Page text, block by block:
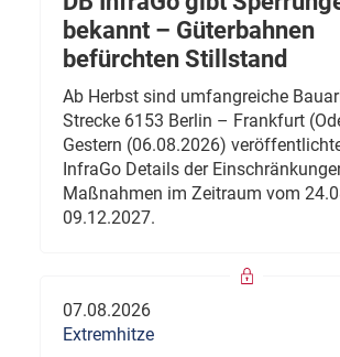
bekannt – Güterbahnen
befürchten Stillstand
Ab Herbst sind umfangreiche
Strecke 6153 Berlin – Frankfurt
Gestern (06.08.2026)
InfraGo Details der
Maßnahmen im Zeitraum vom
09.12.2027.
07.08.2026
Extremhitze